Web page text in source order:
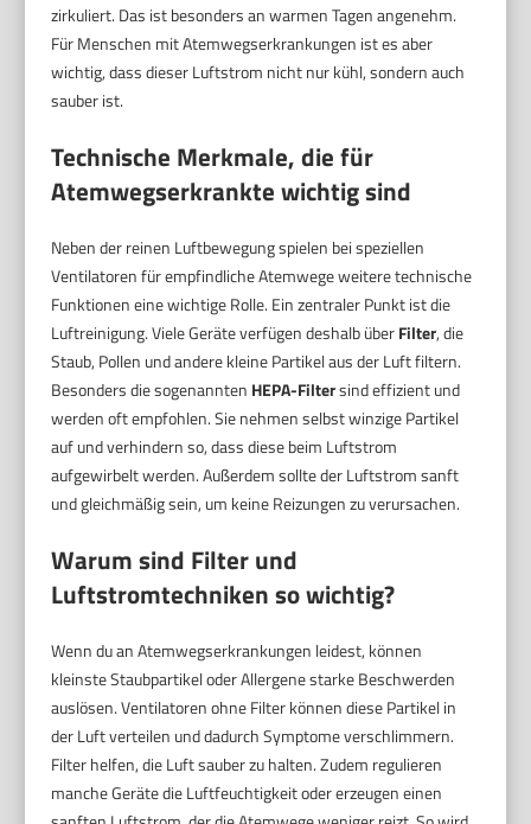
zirkuliert. Das ist besonders an warmen Tagen angenehm.
Für Menschen mit Atemwegserkrankungen ist es aber
wichtig, dass dieser Luftstrom nicht nur kühl, sondern auch
sauber ist.
Technische Merkmale, die für
Atemwegserkrankte wichtig sind
Neben der reinen Luftbewegung spielen bei speziellen
Ventilatoren für empfindliche Atemwege weitere technische
Funktionen eine wichtige Rolle. Ein zentraler Punkt ist die
Luftreinigung. Viele Geräte verfügen deshalb überFilter, die
Staub, Pollen und andere kleine Partikel aus der Luft filtern.
Besonders die sogenannten HEPA-Filtersind effizient und
werden oft empfohlen. Sie nehmen selbst winzige Partikel
auf und verhindern so, dass diese beim Luftstrom
aufgewirbelt werden. Außerdem sollte der Luftstrom sanft
und gleichmäßig sein, um keine Reizungen zu verursachen.
Warum sind Filter und
Luftstromtechniken so wichtig?
Wenn du an Atemwegserkrankungen leidest, können
kleinste Staubpartikel oder Allergene starke Beschwerden
auslösen. Ventilatoren ohne Filter können diese Partikel in
der Luft verteilen und dadurch Symptome verschlimmern.
Filter helfen, die Luft sauber zu halten. Zudem regulieren
manche Geräte die Luftfeuchtigkeit oder erzeugen einen